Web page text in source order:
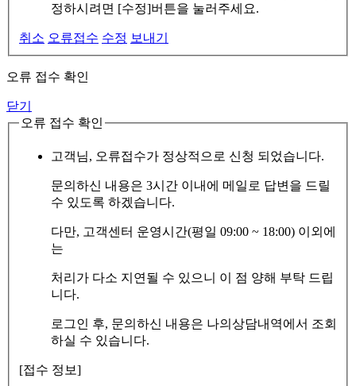
정하시려면 [수정]버튼을 눌러주세요.
취소 오류접수 수정 보내기
오류 접수 확인
닫기
오류 접수 확인
고객님, 오류접수가 정상적으로 신청 되었습니다.
문의하신 내용은 3시간 이내에 메일로 답변을 드릴
수 있도록 하겠습니다.
다만, 고객센터 운영시간(평일 09:00 ~ 18:00) 이외에
는
처리가 다소 지연될 수 있으니 이 점 양해 부탁 드립
니다.
로그인 후, 문의하신 내용은 나의상담내역에서 조회
하실 수 있습니다.
[접수 정보]